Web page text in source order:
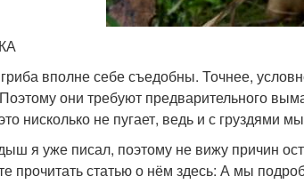
вполне себе съедобны. Точнее,
они требуют предварительного
нисколько не пугает, ведь и с груздями
я уже писал, поэтому не вижу причин
прочитать статью о нём здесь: А мы